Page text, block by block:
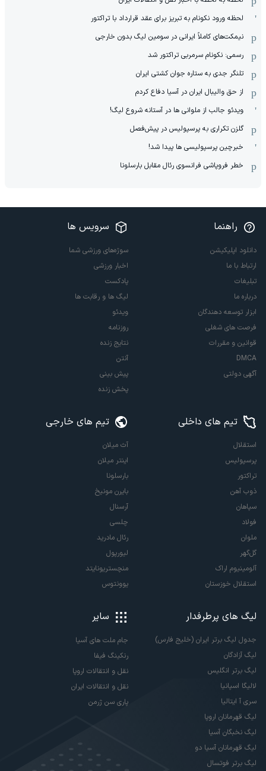
لحظه ورود نکونام به تبریز برای عقد قرارداد با تراکتور
نیمکت‌های کاملاً ایرانی در سومین لیگ بدون خارجی
رسمی: نکونام سرمربی تراکتور شد
تلنگر جدی به ستاره جوان کشتی ایران
از حق والیبال ایران در آسیا دفاع کردم
ویدئو جالب از ملوانی ها در آستانه شروع لیگ!
گلزن تکراری به پرسپولیس در پیش‌فصل
خبرچین پرسپولیسی ها پیدا شد!
خطر فروپاشی فرانسوی رئال مقابل بارسلونا
راهنما
دانلود اپلیکیشن
ارتباط با ما
تبلیغات
درباره ما
ابزار توسعه دهندگان
فرصت های شغلی
قوانین و مقررات
DMCA
آگهی دولتی
سرویس ها
سوژه‌های ورزشی شما
اخبار ورزشی
پادکست
لیگ ها و رقابت ها
ویدئو
روزنامه
نتایج زنده
آنتن
پیش بینی
پخش زنده
تیم های داخلی
استقلال
پرسپولیس
تراکتور
ذوب آهن
سپاهان
فولاد
ملوان
گل‌گهر
آلومینیوم اراک
استقلال خوزستان
تیم های خارجی
آث میلان
اینتر میلان
بارسلونا
بایرن مونیخ
آرسنال
چلسی
رئال مادرید
لیورپول
منچستریونایتد
یوونتوس
لیگ های پرطرفدار
جدول لیگ برتر ایران (خلیج فارس)
لیگ آزادگان
لیگ برتر انگلیس
لالیگا اسپانیا
سری آ ایتالیا
لیگ قهرمانان اروپا
لیگ نخبگان آسیا
لیگ قهرمانان آسیا دو
لیگ برتر فوتسال
سایر
جام ملت های آسیا
رنکینگ فیفا
نقل و انتقالات اروپا
نقل و انتقالات ایران
پاری سن ژرمن